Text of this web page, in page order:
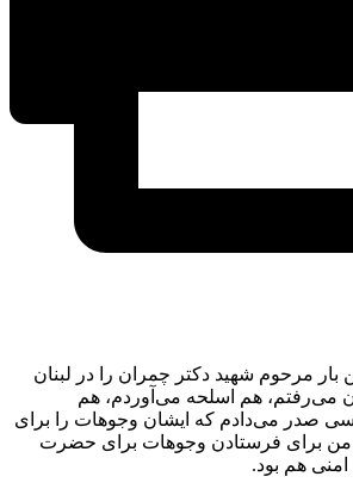
اولین بار مرحوم شهید دکتر چمران را در لبنان
می‌رفتم، هم اسلحه می‌آوردم، هم
صدر می‌دادم که ایشان وجوهات را برای
من برای فرستادن وجوهات برای حضرت
امنی هم بود.